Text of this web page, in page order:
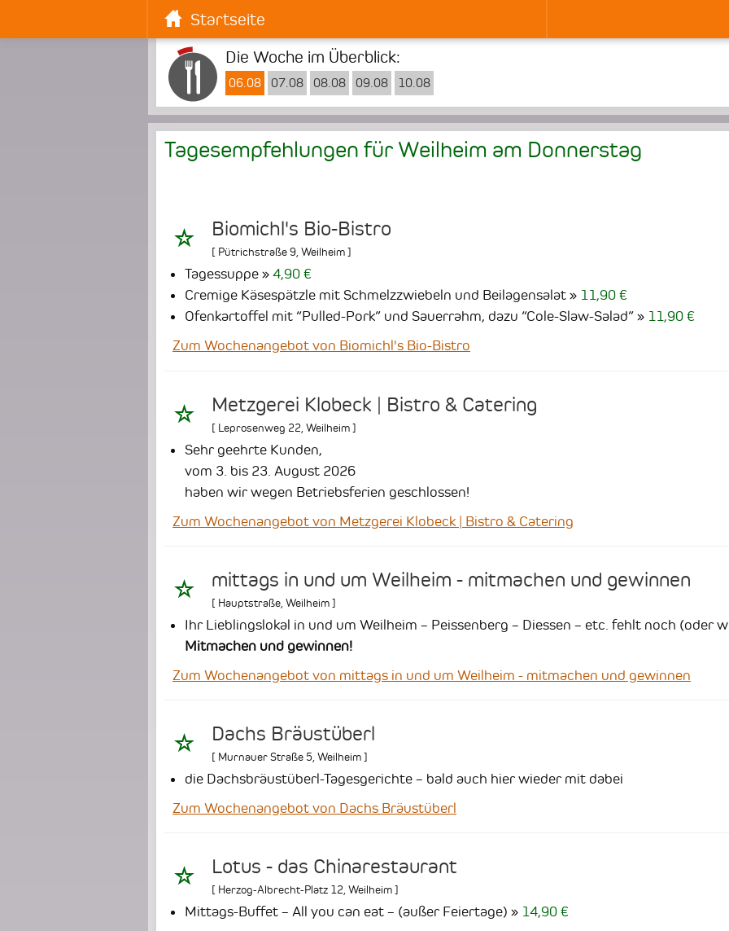
Startseite
Die Woche im Überblick:
06.08 07.08 08.08 09.08 10.08
Tagesempfehlungen für Weilheim am Donnerstag
Biomichl's Bio-Bistro
[ Pütrichstraße 9,Weilheim]
Tagessuppe
4,90 €
Cremige Käsespätzle mit Schmelzzwiebeln und Beilagensalat
11,90 €
Ofenkartoffel mit “Pulled-Pork” und Sauerrahm, dazu “Cole-Slaw-Salad”
11,90 €
Zum Wochenangebot von Biomichl's Bio-Bistro
Metzgerei Klobeck | Bistro & Catering
[ Leprosenweg 22 Weilheim]
Sehr geehrte Kunden,
vom 3. bis 23. August 2026
haben wir wegen Betriebsferien geschlossen!
Zum Wochenangebot von Metzgerei Klobeck | Bistro & Catering
mittags in und um Weilheim - mitmachen und gewinnen
[ Hauptstraße Weilheim]
Ihr Lieblingslokal in und um Weilheim – Peissenberg – Diessen – etc. fehlt noch (oder
Mitmachen und gewinnen!
Zum Wochenangebot von mittags in und um Weilheim - mitmachen und gewinnen
Dachs Bräustüberl
[ Murnauer Straße 5 Weilheim]
die Dachsbräustüberl-Tagesgerichte – bald auch hier wieder mit dabei
Zum Wochenangebot von Dachs Bräustüberl
Lotus - das Chinarestaurant
[ Herzog-Albrecht-Platz 12 Weilheim]
Mittags-Buffet – All you can eat – (außer Feiertage)
14,90 €